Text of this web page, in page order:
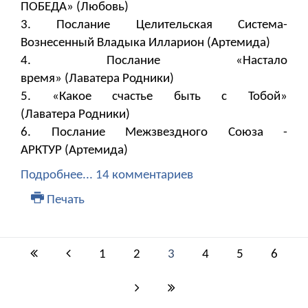
ПОБЕДА» (Любовь)
3. Послание Целительская Система-
Вознесенный Владыка Илларион (Артемида)
4. Послание «Настало
время» (Лаватера Родники)
5. «Какое счастье быть с Тобой»
(Лаватера Родники)
6. Послание Межзвездного Союза -
АРКТУР (Артемида)
Подробнее... 14 комментариев
Печать
1 2 3 4 5 6